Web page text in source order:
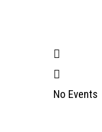
Presiona
No Events